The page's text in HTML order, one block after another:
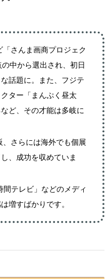
「さんま画商プロジェク
中から選出され、初日
話題に。また、フジテ
ター「まんぷく昼太
ど、その才能は多岐に
、さらには海外でも個展
、成功を収めていま
間テレビ」などのメディ
増すばかりです。